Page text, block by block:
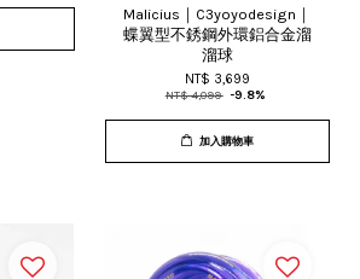
Malicius｜C3yoyodesign｜
蝶翼型不銹鋼外環鋁合金溜
溜球
NT$ 3,699
NT$ 4,099 -9.8%
加入購物車